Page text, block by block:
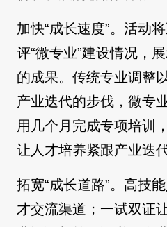
加快“成长速度”。活动
评“微专业”建设情况，
的成果。传统专业调整
产业迭代的步伐，微专
用几个月完成专项培训
让人才培养紧跟产业迭
拓宽“成长道路”。高技
才交流渠道；一试双证